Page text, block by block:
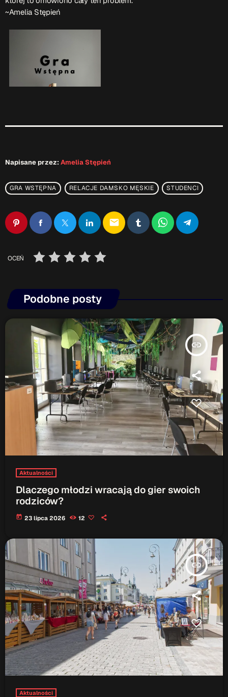
~Amelia Stępień
Napisane przez: Amelia Stępień
GRA WSTĘPNA RELACJE DAMSKO MĘSKIE STUDENCI
email
OCEŃ
Podobne posty
insert_link
Aktualności
Dlaczego młodzi wracają do gier swoich
rodziców?
today 23 lipca 2026 12
insert_link
Aktualności